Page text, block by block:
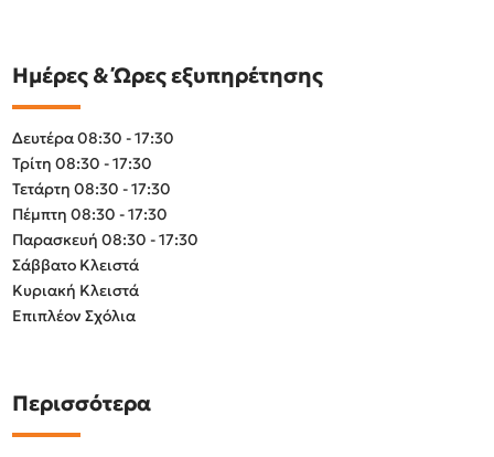
Ημέρες & Ώρες εξυπηρέτησης
Δευτέρα 08:30 - 17:30
Τρίτη 08:30 - 17:30
Τετάρτη 08:30 - 17:30
Πέμπτη 08:30 - 17:30
Παρασκευή 08:30 - 17:30
Σάββατο Κλειστά
Κυριακή Κλειστά
Επιπλέον Σχόλια
Περισσότερα